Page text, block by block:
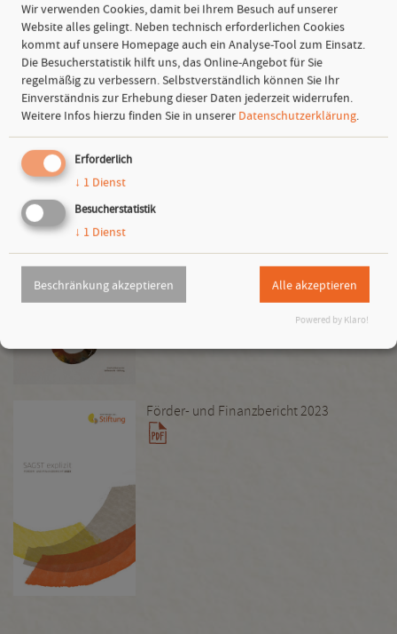
Christine Hueß
Leitung Kommunikation, Pressesprecherin
E-Mail:c.huess(at)sagst.de
Telefon: +49 6151 916 65-145
Downloads
Förder- und Finanzbericht 2022
Förder- und Finanzbericht 2023
Wir verwenden Cookies, damit bei Ihrem Besuch auf unserer
Website alles gelingt. Neben technisch erforderlichen Cookies
kommt auf unsere Homepage auch ein Analyse-Tool zum Einsatz.
Die Besucherstatistik hilft uns, das Online-Angebot für Sie
regelmäßig zu verbessern. Selbstverständlich können Sie Ihr
Einverständnis zur Erhebung dieser Daten jederzeit widerrufen.
Weitere Infos hierzu finden Sie in unserer Datenschutzerklärung.
Erforderlich
↓ 1 Dienst
Besucherstatistik
↓ 1 Dienst
Beschränkung akzeptieren Alle akzeptieren
Powered by Klaro!